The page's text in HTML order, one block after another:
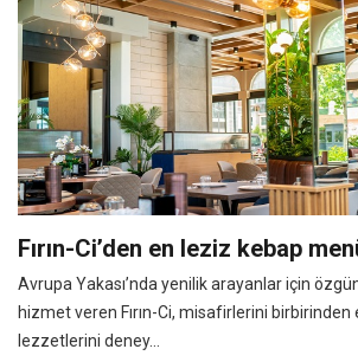
Fırın-Ci’den en leziz kebap
Avrupa Yakası’nda yenilik arayanlar için
hizmet veren Fırın-Ci, misafirlerini birbirinden
lezzetlerini deney...